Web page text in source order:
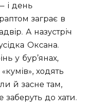
і день
заграє в
А назустріч
Оксана.
у бур’янах,
ходять
й засне там,
заберуть до хати.